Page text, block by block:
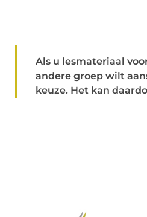
Als u lesmateriaal
andere groep wilt
keuze. Het kan